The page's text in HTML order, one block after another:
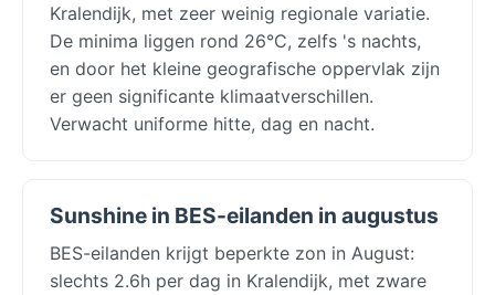
Kralendijk, met zeer weinig regionale variatie.
De minima liggen rond 26°C, zelfs 's nachts,
en door het kleine geografische oppervlak zijn
er geen significante klimaatverschillen.
Verwacht uniforme hitte, dag en nacht.
Sunshine in BES-eilanden in augustus
BES-eilanden krijgt beperkte zon in August:
slechts 2.6h per dag in Kralendijk, met zware